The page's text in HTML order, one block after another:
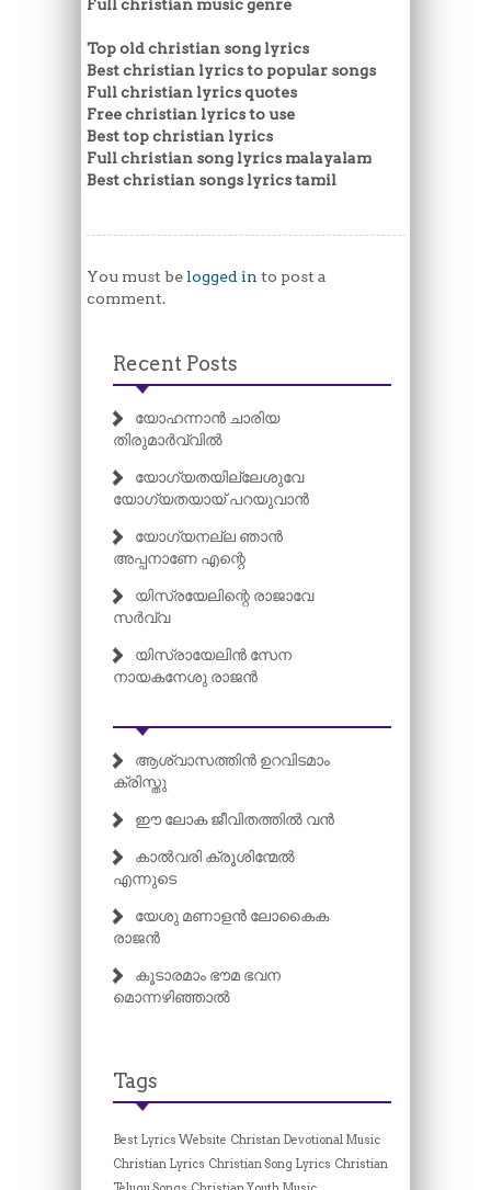
Full christian music genre
Top old christian song lyrics
Best christian lyrics to popular songs
Full christian lyrics quotes
Free christian lyrics to use
Best top christian lyrics
Full christian song lyrics malayalam
Best christian songs lyrics tamil
You must be logged in to post a
comment.
Recent Posts
യോഹന്നാൻ ചാരിയ
തിരുമാർവ്വിൽ
യോഗ്യതയില്ലേശുവേ
യോഗ്യതയായ് പറയുവാൻ
യോഗ്യനല്ല ഞാൻ
അപ്പനാണേ എന്റെ
യിസ്രയേലിന്റെ രാജാവേ
സർവ്വ
യിസ്രായേലിൻ സേന
നായകനേശു രാജൻ
ആശ്വാസത്തിൻ ഉറവിടമാം
ക്രിസ്തു
ഈ ലോക ജീവിതത്തിൽ വൻ
കാൽവരി ക്രൂശിന്മേൽ
എന്നുടെ
യേശു മണാളൻ ലോകൈക
രാജൻ
കൂടാരമാം ഭൗമ ഭവന
മൊന്നഴിഞ്ഞാൽ
Tags
Best Lyrics Website Christan Devotional Music
Christian Lyrics Christian Song Lyrics Christian